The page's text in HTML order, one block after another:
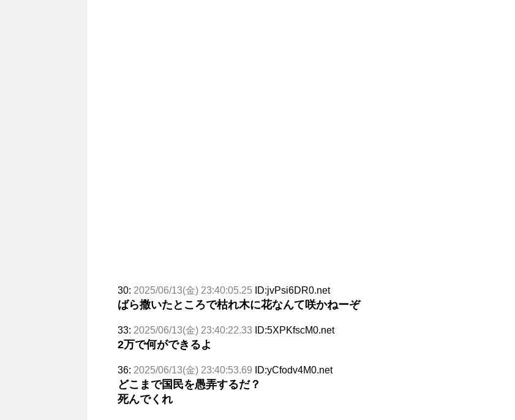
30: 2025/06/13(金) 23:40:05.25 ID:jvPsi6DR0.net
ばら撒いたところで枯れ木に花なんて咲かねーぞ
33: 2025/06/13(金) 23:40:22.33 ID:5XPKfscM0.net
2万で何ができるよ
36: 2025/06/13(金) 23:40:53.69 ID:yCfodv4M0.net
どこまで国民を愚弄するだ？
死んでくれ